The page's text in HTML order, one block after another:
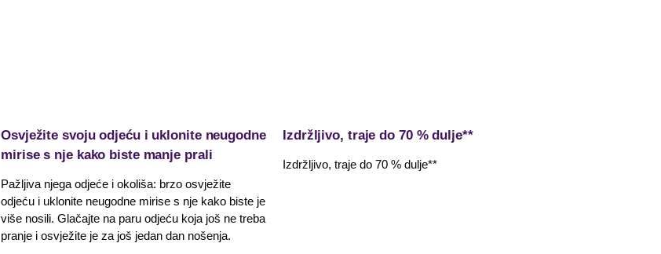
Osvježite svoju odjeću i uklonite neugodne
mirise s nje kako biste manje prali
Pažljiva njega odjeće i okoliša: brzo osvježite
odjeću i uklonite neugodne mirise s nje kako biste je
više nosili. Glačajte na paru odjeću koja još ne treba
pranje i osvježite je za još jedan dan nošenja.
Izdržljivo, traje do 70 % dulje**
Izdržljivo, traje do 70 % dulje**